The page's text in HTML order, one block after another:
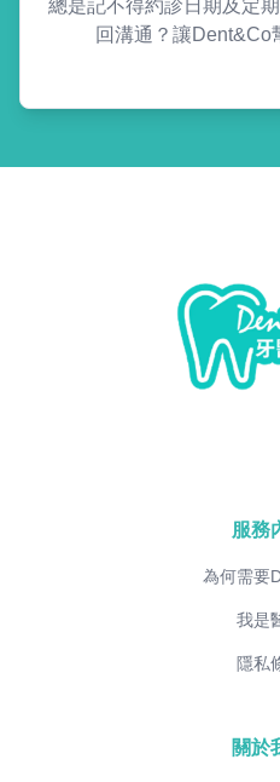
總是記不得約診日期及定
回溝通？讓Dent&Co
服務
為何需要
我是
隱私
關於